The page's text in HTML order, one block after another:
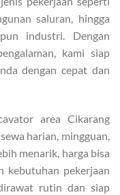
saluran, hingga
industri. Dengan
kami siap
dengan cepat dan
area Cikarang
harian, mingguan,
menarik, harga bisa
kebutuhan pekerjaan
rutin dan siap